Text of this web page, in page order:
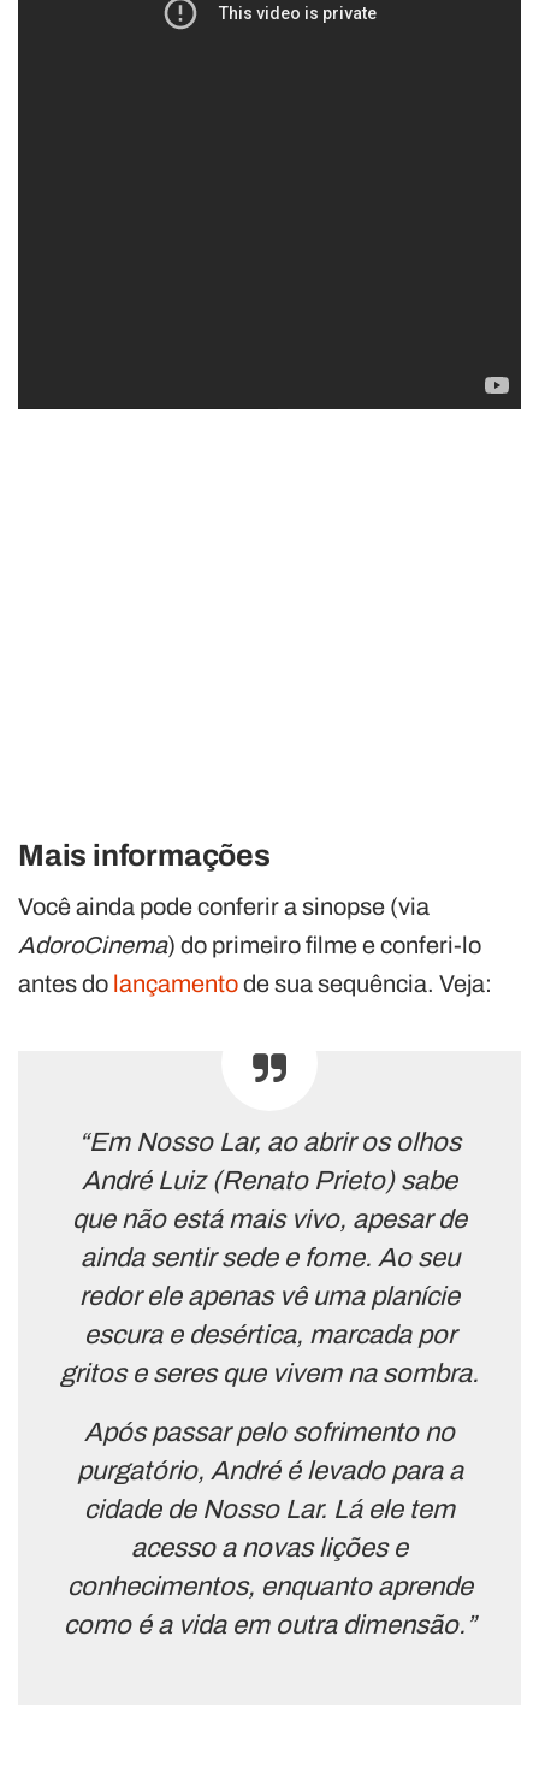
Mais informações
Você ainda pode conferir a sinopse (via
AdoroCinema) do primeiro filme e conferi-lo
antes do lançamentode sua sequência. Veja:
“Em Nosso Lar, ao abrir os olhos
André Luiz (Renato Prieto) sabe
que não está mais vivo, apesar de
ainda sentir sede e fome. Ao seu
redor ele apenas vê uma planície
escura e desértica, marcada por
gritos e seres que vivem na sombra.
Após passar pelo sofrimento no
purgatório, André é levado para a
cidade de Nosso Lar. Lá ele tem
acesso a novas lições e
conhecimentos, enquanto aprende
como é a vida em outra dimensão.”